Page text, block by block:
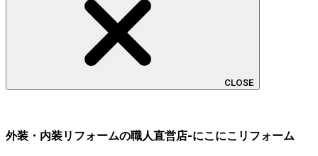
CLOSE
外装・内装リフォームの職人直営店-にこにこリフォーム